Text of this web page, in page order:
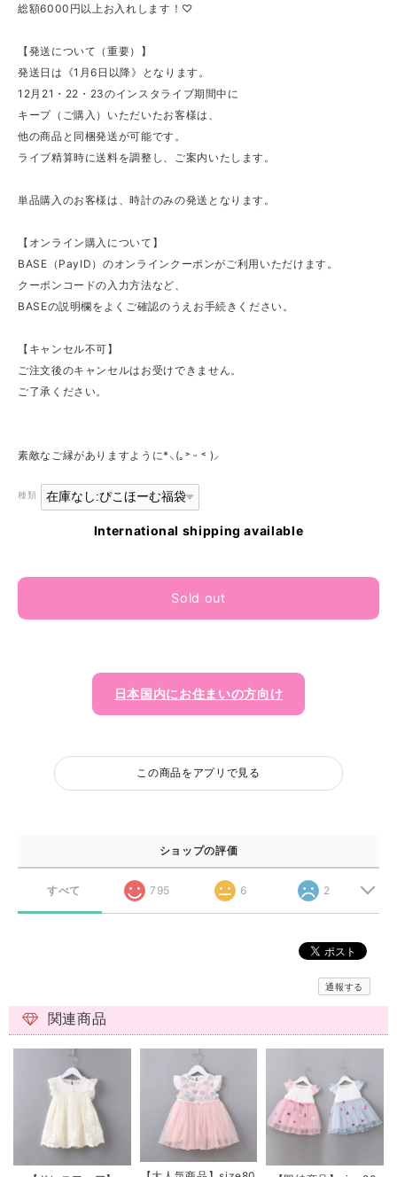
総額6000円以上お入れします！♡
【発送について（重要）】
発送日は《1月6日以降》となります。
12月21・22・23のインスタライブ期間中に
キープ（ご購入）いただいたお客様は、
他の商品と同梱発送が可能です。
ライブ精算時に送料を調整し、ご案内いたします。
単品購入のお客様は、時計のみの発送となります。
【オンライン購入について】
BASE（PayID）のオンラインクーポンがご利用いただけます。
クーポンコードの入力方法など、
BASEの説明欄をよくご確認のうえお手続きください。
【キャンセル不可】
ご注文後のキャンセルはお受けできません。
ご了承ください。
素敵なご縁がありますように*⸜(｡˃ ᵕ ˂ )⸝
種類
International shipping available
Sold out
日本国内にお住まいの方向け
この商品をアプリで見る
ショップの評価
すべて 795 6 2
通報する
関連商品